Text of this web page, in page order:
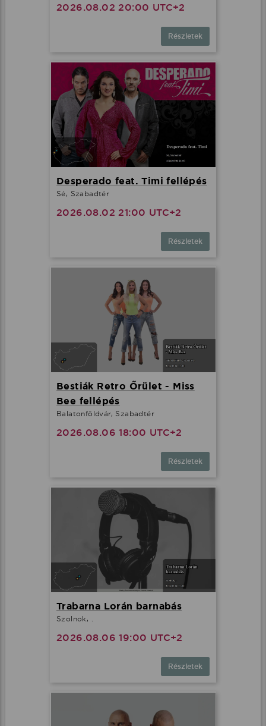
2026.08.02 20:00 UTC+2
Részletek
Desperado feat. Timi fellépés
Sé, Szabadtér
2026.08.02 21:00 UTC+2
Részletek
Bestiák Retro Őrület - Miss
Bee fellépés
Balatonföldvár, Szabadtér
2026.08.06 18:00 UTC+2
Részletek
Trabarna Lorán barnabás
Szolnok, .
2026.08.06 19:00 UTC+2
Részletek